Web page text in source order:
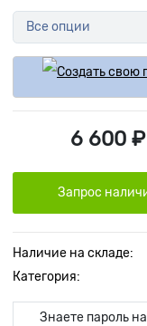
Все опции
6 600 ₽
Запрос
Наличие на складе:
Категория:
Знаете пароль